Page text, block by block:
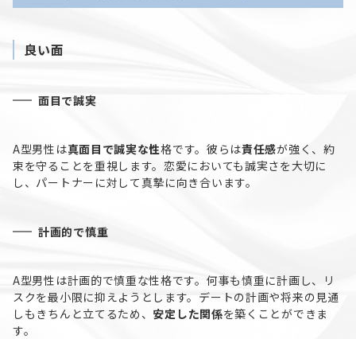
良い面
面目で誠実
A型男性は真面目で誠実な性格です。彼らは責任感が強く、約
束を守ることを重視します。恋愛においても誠実さを大切に
し、パートナーに対して真摯に向き合います。
計画的で慎重
A型男性は計画的で慎重な性格です。何事も慎重に計画し、リ
スクを最小限に抑えようとします。デートの計画や将来の見通
しもきちんと立てるため、 安定した関係を築くことができま
す。